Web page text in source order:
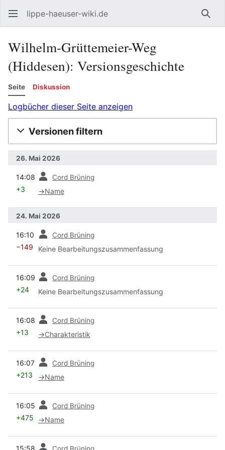
lippe-haeuser-wiki.de
Wilhelm-Grüttemeier-Weg
(Hiddesen): Versionsgeschichte
Seite Diskussion
Logbücher dieser Seite anzeigen
Versionen filtern
26. Mai 2026
14:08 Cord Brüning
+3 →Name
24. Mai 2026
16:10 Cord Brüning
−149 Keine Bearbeitungszusammenfassung
16:09 Cord Brüning
+24 Keine Bearbeitungszusammenfassung
16:08 Cord Brüning
+13 →Charakteristik
16:07 Cord Brüning
+213 →Name
16:05 Cord Brüning
+475 →Name